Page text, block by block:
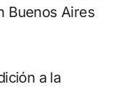
Buenos Aires
a la